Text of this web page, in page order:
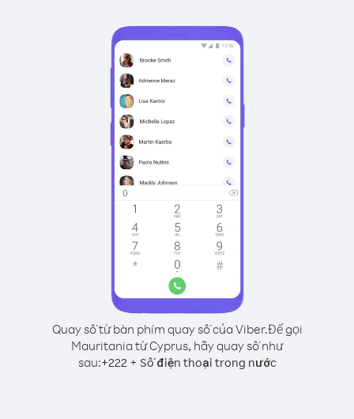
Quay số từ bàn phím quay số của Viber.Để gọi
Mauritania từ Cyprus, hãy quay số như
sau:+222+ Số điện thoại trong nước